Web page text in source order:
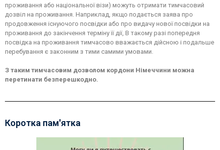
проживання або національної візи) можуть отримати тимчасовий
дозвіл на проживання. Наприклад, якщо подається заява про
продовження існуючого посвідки або про видачу нової посвідки на
проживання до закінчення терміну її дії, В такому разі попередня
посвідка на проживання тимчасово вважається дійсною і подальше
перебування є законним з тими самими умовами.
З таким тимчасовим дозволом кордони Німеччини можна
перетинати безперешкодно.
Коротка пам'ятка